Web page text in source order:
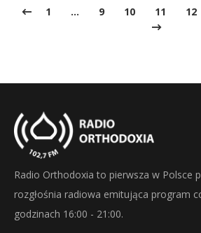
1 … 9 10 11 12
Radio Orthodoxia to pierwsza w Polsce
rozgłośnia radiowa emitująca program
godzinach 16:00 - 21:00.